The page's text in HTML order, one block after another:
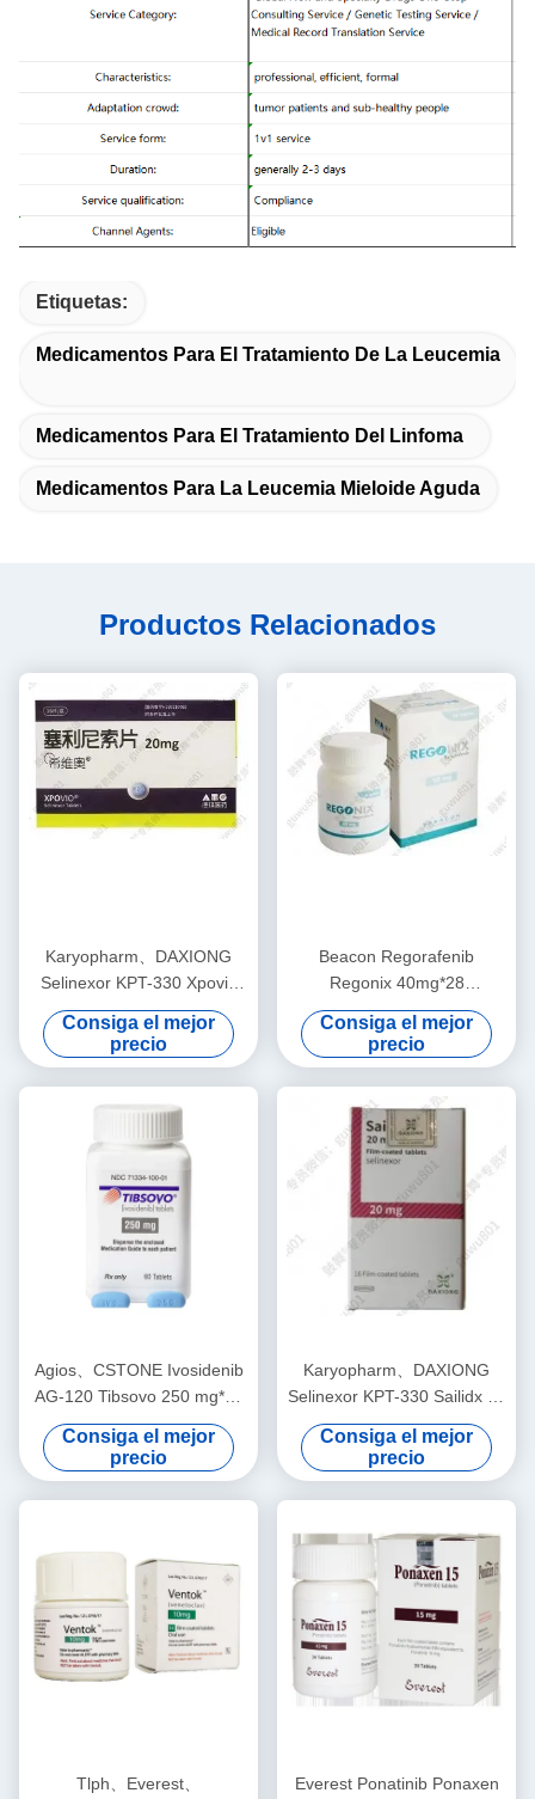
Etiquetas:
Medicamentos Para El Tratamiento De La Leucemia
Medicamentos Para El Tratamiento Del Linfoma
Medicamentos Para La Leucemia Mieloide Aguda
Productos Relacionados
Karyopharm、DAXIONG
Selinexor KPT-330 Xpovio
20mg*16 comprimidos
Mieloma Múltiple para
cáncer en estadio 1, 2 y 3
Consiga el mejor
precio
Beacon Regorafenib
Regonix 40mg*28
comprimidos Cáncer
colorrectal, carcinoma
hepatocelular, tumores del
estroma gastrointestinal
para cáncer en estadio 1, 2
y 3
Consiga el mejor
precio
Agios、CSTONE Ivosidenib
AG-120 Tibsovo 250 mg*60
comprimidos Leucemia
mieloide aguda (LMA) para
el cáncer en estadio 1 2 3
Consiga el mejor
precio
Karyopharm、DAXIONG
Selinexor KPT-330 Sailidx 20
mg*16 tabletas Mieloma
múltiple para el cáncer en
estadio 1 2 3
Consiga el mejor
precio
Tlph、Everest、
Everest Ponatinib Ponaxen